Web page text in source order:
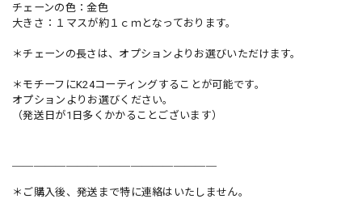
チェーンの色：金色
大きさ：１マスが約１ｃｍとなっております。
＊チェーンの長さは、オプションよりお選びいただけます。
＊モチーフにK24コーティングすることが可能です。
オプションよりお選びください。
（発送日が1日多くかかることございます）
＊ご購入後、発送まで特に連絡はいたしません。